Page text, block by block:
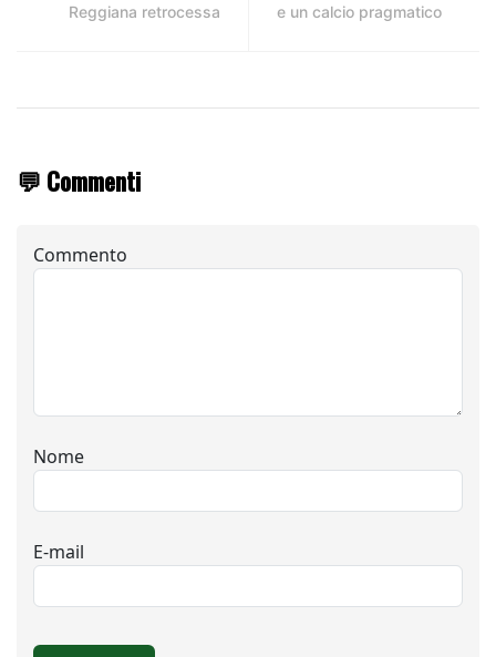
Reggiana retrocessa
e un calcio pragmatico
💬 Commenti